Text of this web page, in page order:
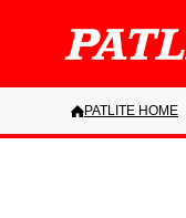
PATLITE HOME